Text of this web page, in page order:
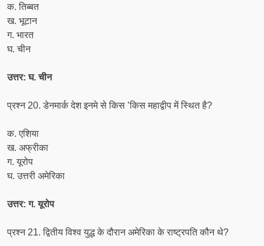
क. तिब्बत
ख. भूटान
ग. भारत
घ. चीन
उत्तर: घ. चीन
प्रश्न 20. डेनमार्क देश इनमे से किस ’किस महाद्वीप में स्थित है?
क. एशिया
ख. अफ्रीका
ग. यूरोप
घ. उत्तरी अमेरिका
उत्तर: ग. यूरोप
प्रश्न 21. द्वितीय विश्व युद्ध के दौरान अमेरिका के राष्ट्रपति कौन थे?